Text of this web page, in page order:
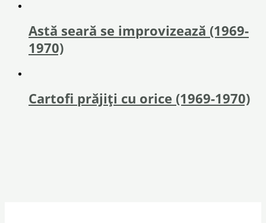
Astă seară se improvizează (1969-
1970)
Cartofi prăjiţi cu orice (1969-1970)